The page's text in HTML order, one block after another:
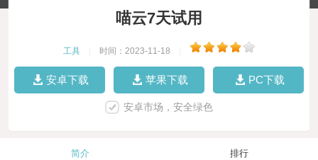
喵云7天试用
工具 时间：2023-11-18
安卓下载 苹果下载 PC下载
安卓市场，安全绿色
简介 排行